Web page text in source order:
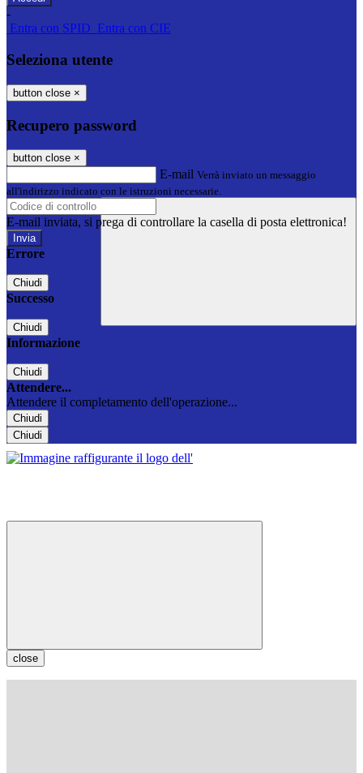
-
Entra con SPID Entra con CIE
Seleziona utente
button close ×
Recupero password
button close ×
E-mail Verrà inviato un messaggio
all'indirizzo indicato con le istruzioni necessarie.
E-mail inviata, si prega di controllare la casella di posta elettronica!
Errore
Chiudi
Successo
Chiudi
Informazione
Chiudi
Attendere...
Attendere il completamento dell'operazione...
Chiudi
Chiudi
close